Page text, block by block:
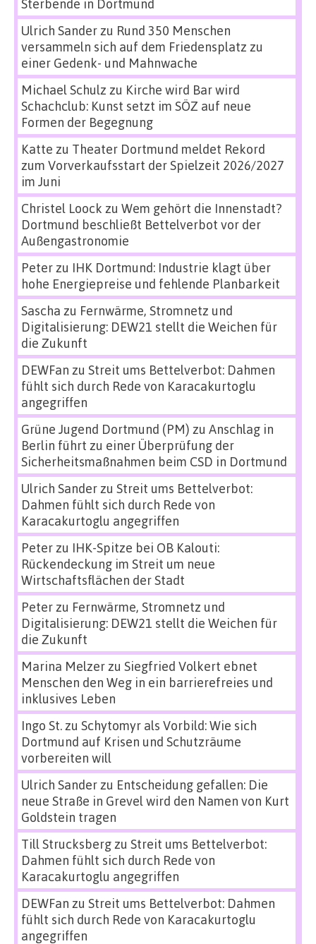
Sterbende in Dortmund
Ulrich Sanderzu Rund 350 Menschen
versammeln sich auf dem Friedensplatz zu
einer Gedenk- und Mahnwache
Michael Schulz zu Kirche wird Bar wird
Schachclub: Kunst setzt im SÖZ auf neue
Formen der Begegnung
Katte zu Theater Dortmund meldet Rekord
zum Vorverkaufsstart der Spielzeit 2026/2027
im Juni
Christel Loock zu Wem gehört die Innenstadt?
Dortmund beschließt Bettelverbot vor der
Außengastronomie
Peterzu IHK Dortmund: Industrie klagt über
hohe Energiepreise und fehlende Planbarkeit
Sascha zu Fernwärme, Stromnetz und
Digitalisierung: DEW21 stellt die Weichen für
die Zukunft
DEWFan zu Streit ums Bettelverbot: Dahmen
fühlt sich durch Rede von Karacakurtoglu
angegriffen
Grüne Jugend Dortmund (PM) zu Anschlag in
Berlin führt zu einer Überprüfung der
Sicherheitsmaßnahmen beim CSD in Dortmund
Ulrich Sanderzu Streit ums Bettelverbot:
Dahmen fühlt sich durch Rede von
Karacakurtoglu angegriffen
Peterzu IHK-Spitze bei OB Kalouti:
Rückendeckung im Streit um neue
Wirtschaftsflächen der Stadt
Peterzu Fernwärme, Stromnetz und
Digitalisierung: DEW21 stellt die Weichen für
die Zukunft
Marina Melzerzu Siegfried Volkert ebnet
Menschen den Weg in ein barrierefreies und
inklusives Leben
Ingo St.zu Schytomyr als Vorbild: Wie sich
Dortmund auf Krisen und Schutzräume
vorbereiten will
Ulrich Sanderzu Entscheidung gefallen: Die
neue Straße in Grevel wird den Namen von Kurt
Goldstein tragen
Till Strucksbergzu Streit ums Bettelverbot:
Dahmen fühlt sich durch Rede von
Karacakurtoglu angegriffen
DEWFan zu Streit ums Bettelverbot: Dahmen
fühlt sich durch Rede von Karacakurtoglu
angegriffen